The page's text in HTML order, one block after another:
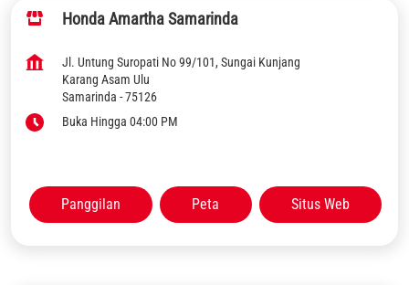
Honda Amartha Samarinda
Jl. Untung Suropati No 99/101, Sungai Kunjang
Karang Asam Ulu
Samarinda -75126
Buka Hingga 04:00 PM
Panggilan Peta Situs Web